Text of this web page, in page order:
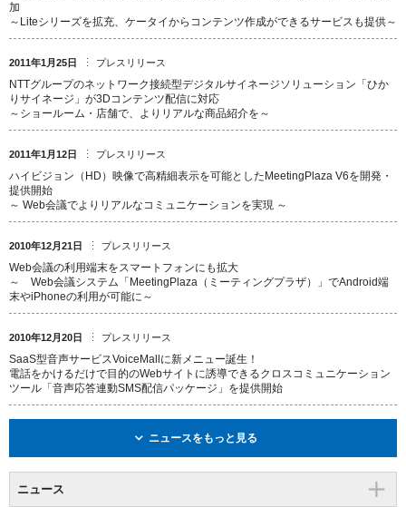
加
～Liteシリーズを拡充、ケータイからコンテンツ作成ができるサービスも提供～
2011年1月25日 プレスリリース
NTTグループのネットワーク接続型デジタルサイネージソリューション「ひか
りサイネージ」が3Dコンテンツ配信に対応
～ショールーム・店舗で、よりリアルな商品紹介を～
2011年1月12日 プレスリリース
ハイビジョン（HD）映像で高精細表示を可能としたMeetingPlaza V6を開発・
提供開始
～ Web会議でよりリアルなコミュニケーションを実現 ～
2010年12月21日 プレスリリース
Web会議の利用端末をスマートフォンにも拡大
～ Web会議システム「MeetingPlaza（ミーティングプラザ）」でAndroid端
末やiPhoneの利用が可能に～
2010年12月20日 プレスリリース
SaaS型音声サービスVoiceMallに新メニュー誕生！
電話をかけるだけで目的のWebサイトに誘導できるクロスコミュニケーション
ツール「音声応答連動SMS配信パッケージ」を提供開始
ニュースをもっと見る
ニュース